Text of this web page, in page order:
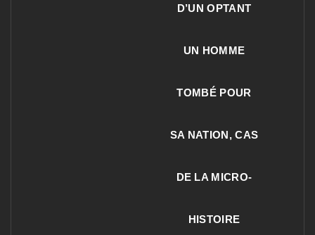
D’UN OPTANT
UN HOMME
TOMBÉ POUR
SA NATION, CAS
DE LA MICRO-
HISTOIRE